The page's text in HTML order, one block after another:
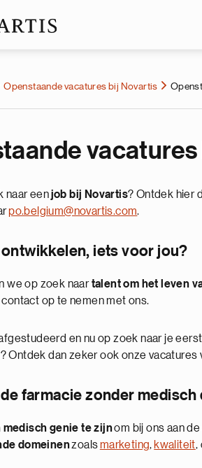
Openstaande vacatures bij Novartis
naar eenjob bij Novartis? Ontdek hier
po.belgium@novartis.com.
iets voor jou?
we op zoek naartalent om het leven
op te nemen met ons.
en nu op zoek naar je
Ontdek dan zeker ook onze vacatures
de farmacie zonder medisch
medisch genie te zijnom bij ons aan
domeinenzoalsmarketing, kwaliteit,